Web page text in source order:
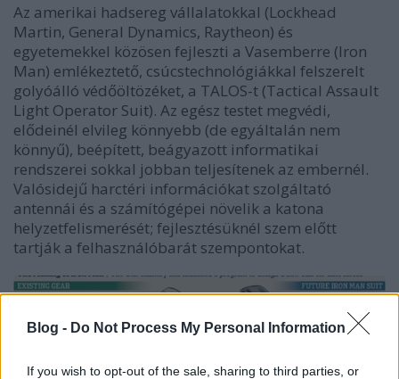
Blog - Do Not Process My Personal Information
If you wish to opt-out of the sale, sharing to third parties, or
Az amerikai hadsereg vállalatokkal (Lockhead
Martin, General Dynamics, Raytheon) és
egyetemekkel közösen fejleszti a Vasemberre (Iron
Man) emlékeztető, csúcstechnológiákkal felszerelt
golyóálló védőöltözéket, a TALOS-t (Tactical Assault
Light Operator Suit). Az egész testet megvédi,
elődeinél elvileg könnyebb (de egyáltalán nem
könnyű), beépített, beágyazott informatikai
rendszerei sokkal jobban teljesítenek az embernél.
Valósidejű harctéri információkat szolgáltató
antennái és a számítógépei növelik a katona
helyzetfelismerését; fejlesztésüknél szem előtt
tartják a felhasználóbarát szempontokat.